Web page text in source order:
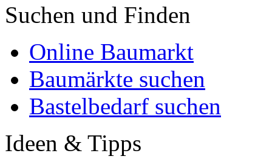
Suchen und Finden
Online Baumarkt
Baumärkte suchen
Bastelbedarf suchen
Ideen & Tipps